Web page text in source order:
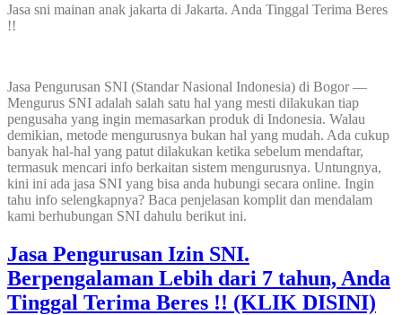
Jasa sni mainan anak jakarta di Jakarta. Anda Tinggal Terima Beres
!!
Jasa Pengurusan SNI (Standar Nasional Indonesia) di Bogor —
Mengurus SNI adalah salah satu hal yang mesti dilakukan tiap
pengusaha yang ingin memasarkan produk di Indonesia. Walau
demikian, metode mengurusnya bukan hal yang mudah. Ada cukup
banyak hal-hal yang patut dilakukan ketika sebelum mendaftar,
termasuk mencari info berkaitan sistem mengurusnya. Untungnya,
kini ini ada jasa SNI yang bisa anda hubungi secara online. Ingin
tahu info selengkapnya? Baca penjelasan komplit dan mendalam
kami berhubungan SNI dahulu berikut ini.
Jasa Pengurusan Izin SNI.
Berpengalaman Lebih dari 7 tahun, Anda
Tinggal Terima Beres !! (KLIK DISINI)